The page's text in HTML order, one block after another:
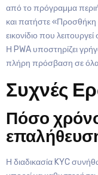
από το πρόγραμμα
και πατήστε «Προσθήκη
εικονίδιο που
Η PWA υποστηρίζει
πλήρη πρόσβαση σε όλα
Συχνές
Πόσο
Η διαδικασία KYC